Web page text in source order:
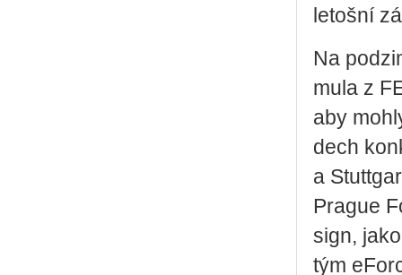
le­toš­ní
Na
mu­la z
aby
dech
a
Pra­gue
sign,
tým